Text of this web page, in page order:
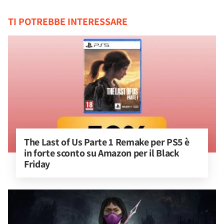
TI POTREBBE INTERESSARE
The Last of Us Parte 1 Remake per PS5 è
in forte sconto su Amazon per il Black
Friday